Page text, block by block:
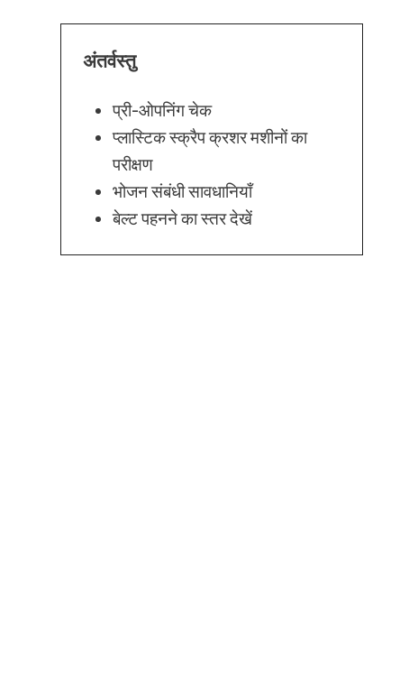
अंतर्वस्तु
प्री-ओपनिंग चेक
प्लास्टिक स्क्रैप क्रशर मशीनों का
परीक्षण
भोजन संबंधी सावधानियाँ
बेल्ट पहनने का स्तर देखें